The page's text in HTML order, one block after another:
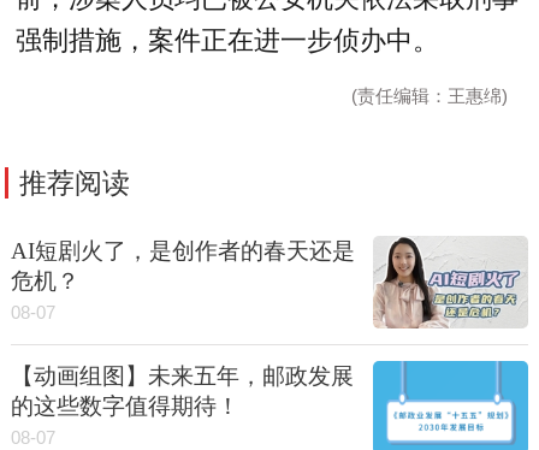
强制措施，案件正在进一步侦办中。
(责任编辑：王惠绵)
推荐阅读
AI短剧火了，是创作者的春天还是
危机？
08-07
【动画组图】未来五年，邮政发展
的这些数字值得期待！
08-07